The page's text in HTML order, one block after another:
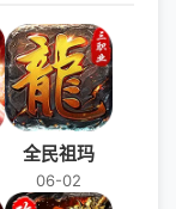
全民祖玛
06-02